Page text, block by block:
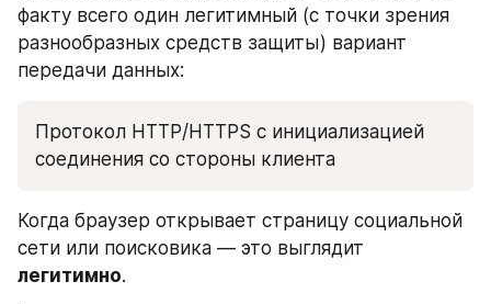
факту всего один легитимный (с точки зрения
разнообразных средств защиты) вариант
передачи данных:
Протокол HTTP/HTTPS с инициализацией
соединения со стороны клиента
Когда браузер открывает страницу социальной
легитимно.